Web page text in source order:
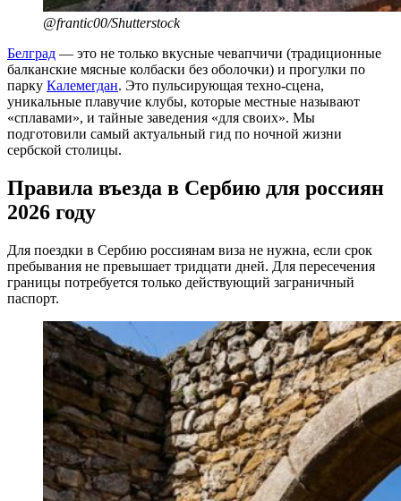
@frantic00/Shutterstock
Белград — это не только вкусные чевапчичи (традиционные
балканские мясные колбаски без оболочки) и прогулки по
парку Калемегдан. Это пульсирующая техно-сцена,
уникальные плавучие клубы, которые местные называют
«сплавами», и тайные заведения «для своих». Мы
подготовили самый актуальный гид по ночной жизни
сербской столицы.
Правила въезда в Сербию для россиян
2026 году
Для поездки в Сербию россиянам виза не нужна, если срок
пребывания не превышает тридцати дней. Для пересечения
границы потребуется только действующий заграничный
паспорт.